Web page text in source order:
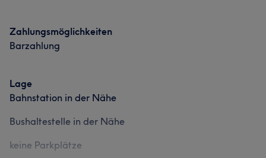
Zahlungsmöglichkeiten
Barzahlung
Lage
Bahnstation in der Nähe
Bushaltestelle in der Nähe
keine Parkplätze